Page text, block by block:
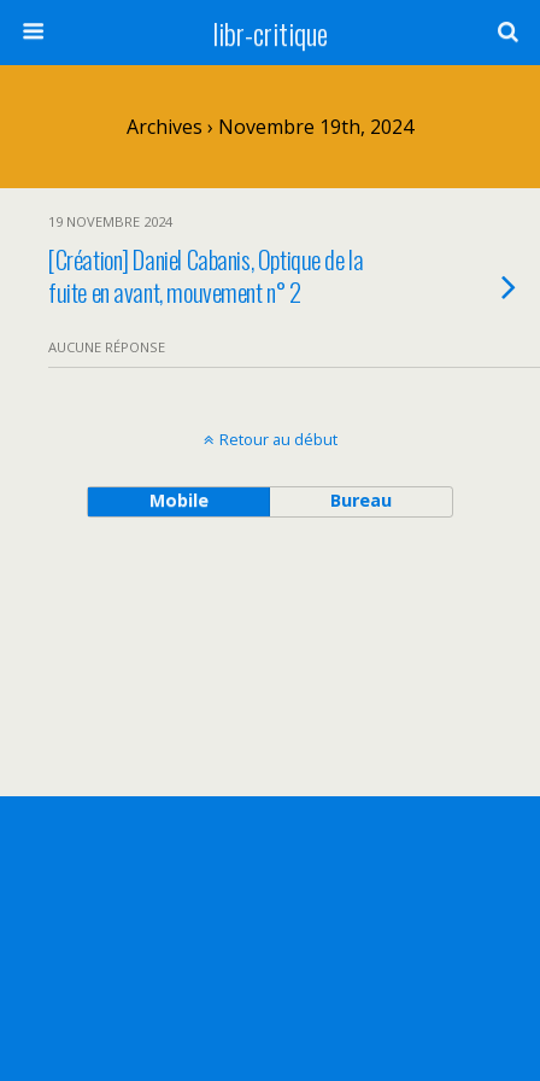
libr-critique
Archives › Novembre 19th, 2024
19 NOVEMBRE 2024
[Création] Daniel Cabanis, Optique de la
fuite en avant, mouvement n° 2
AUCUNE RÉPONSE
Retour au début
Mobile Bureau